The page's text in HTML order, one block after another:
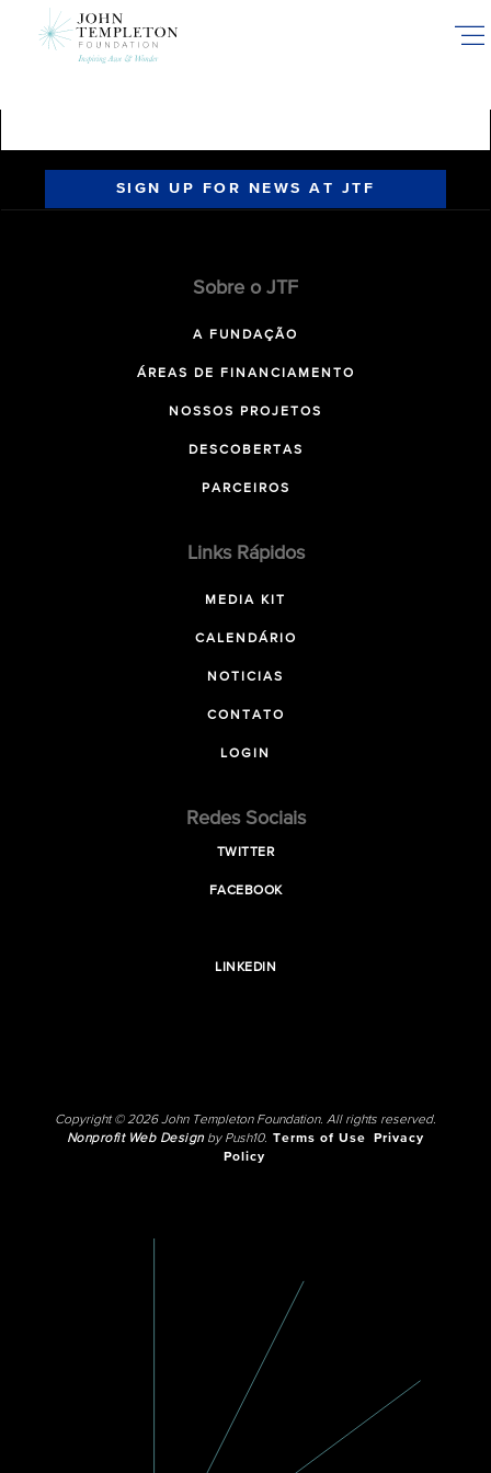
SIGN UP FOR NEWS AT JTF
Sobre o JTF
A FUNDAÇÃO
ÁREAS DE FINANCIAMENTO
NOSSOS PROJETOS
DESCOBERTAS
PARCEIROS
Links Rápidos
MEDIA KIT
CALENDÁRIO
NOTICIAS
CONTATO
LOGIN
Redes Sociais
TWITTER
FACEBOOK
LINKEDIN
Copyright © 2026 John Templeton Foundation. All rights reserved.
Nonprofit Web Designby Push10. Terms of Use
Privacy
Policy